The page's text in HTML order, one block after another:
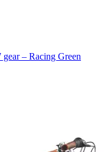
– Racing Green